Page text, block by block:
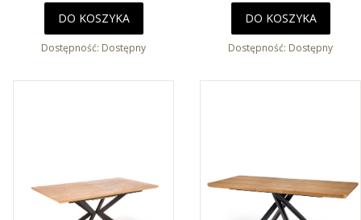
DO KOSZYKA
Dostępność: Dostępny
DO KOSZYKA
Dostępność: Dostępny